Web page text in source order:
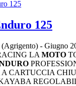
125
(Agrigento) - Giugno
LA MOTO
CARTUCCIA